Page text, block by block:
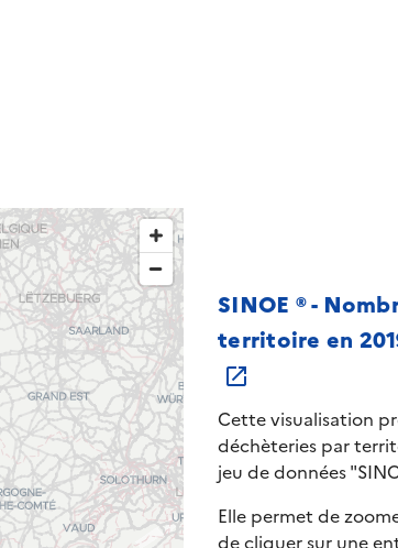
SINOE ® -
territoire en
Cette visualisation
déchèteries par
jeu de données
Elle permet de
de cliquer sur une